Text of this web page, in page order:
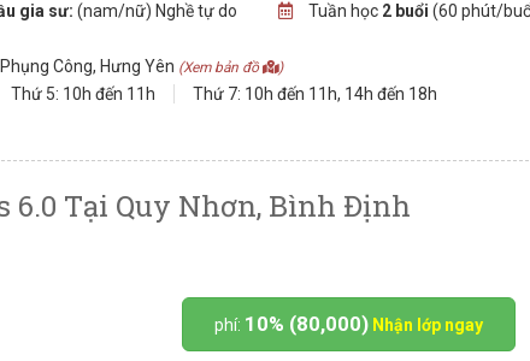
gia sư: (nam/nữ) Nghề tự do Tuần học 2 buổi (60 phút/
Công, Hưng Yên (Xem bản đồ )
Thứ 5: 10h đến 11h
Thứ 7: 10h đến 11h, 14h đến 18h
6.0 Tại Quy Nhơn, Bình Định
phí: 10% (80,000) Nhận lớp ngay